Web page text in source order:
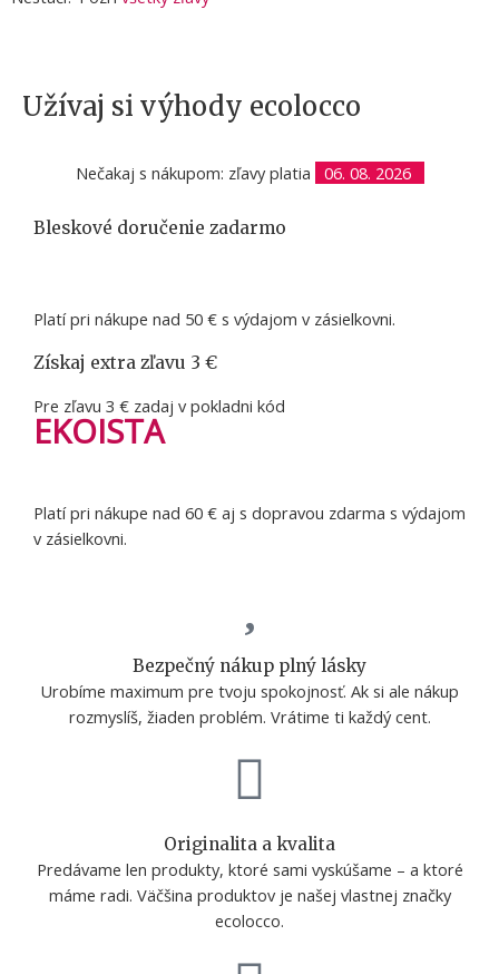
Užívaj si výhody ecolocco
Nečakaj s nákupom: zľavy platia 06. 08. 2026
Bleskové doručenie zadarmo
Platí pri nákupe nad 50 € s výdajom v zásielkovni.
Získaj extra zľavu 3 €
Pre zľavu 3 € zadaj v pokladni kód
EKOISTA
Platí pri nákupe nad 60 € aj s dopravou zdarma s výdajom
v zásielkovni.
Bezpečný nákup plný lásky
Urobíme maximum pre tvoju spokojnosť. Ak si ale nákup
rozmyslíš, žiaden problém. Vrátime ti každý cent.
Originalita a kvalita
Predávame len produkty, ktoré sami vyskúšame – a ktoré
máme radi. Väčšina produktov je našej vlastnej značky
ecolocco.